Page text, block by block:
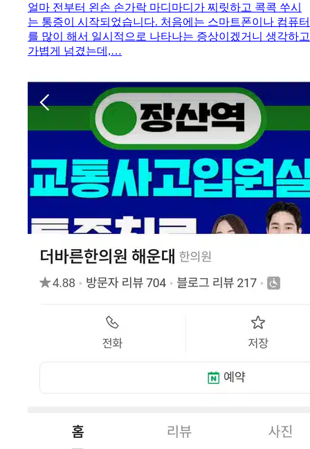
얼마 전부터 왼손 손가락 마디마디가 찌릿하고 콕콕 쑤시
는 통증이 시작되었습니다. 처음에는 스마트폰이나 컴퓨터
를 많이 해서 일시적으로 나타나는 증상이겠거니 생각하고
가볍게 넘겼는데,…